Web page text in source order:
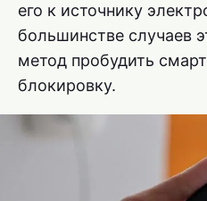
его к источнику
большинстве случаев
метод пробудить
блокировку.